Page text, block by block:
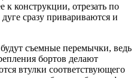
к конструкции, отрезать по
сразу привариваются и
съемные перемычки, ведь
бортов делают
втулки соответствующего